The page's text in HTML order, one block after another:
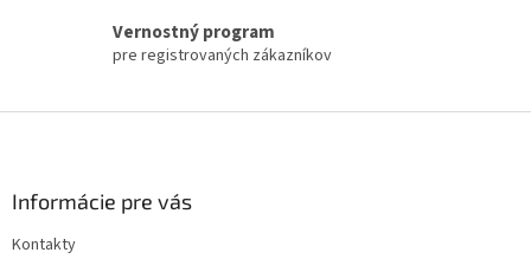
Vernostný program
pre registrovaných zákazníkov
Informácie pre vás
Kontakty